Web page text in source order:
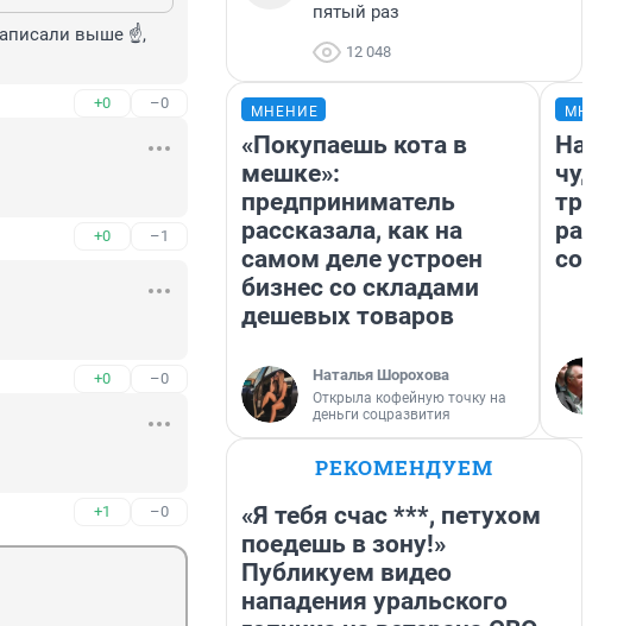
выше ☝️,
+0 –0
+0 –1
+0 –0
+1 –0
пятый раз
12 048
МНЕНИЕ
«Покупаешь кота в
мешке»:
предприниматель
рассказала, как на
самом деле устроен
бизнес со складами
дешевых товаров
Наталья Шорохова
Открыла кофейную точку на
деньги соцразвития
РЕКОМЕНДУЕМ
«Я тебя счас ***, петухом
поедешь в зону!»
Публикуем видео
нападения уральского